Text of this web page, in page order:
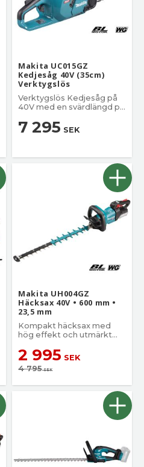
Makita UC015GZ
Kedjesåg 40V (35cm)
Verktygslös
Verktygslös Kedjesåg på
40V med en svärdlängd på
7 295 SEK
Makita UH004GZ
Häcksax 40V • 600 mm •
23,5 mm
Kompakt häcksax med
hög effekt och utmärkt
2 995 SEK
4 795SEK